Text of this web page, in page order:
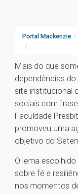
Portal Mackenzie
Mais do que
dependências
site institucional
sociais com
Faculdade
promoveu uma
objetivo do
O lema
sobre fé e
nos momentos